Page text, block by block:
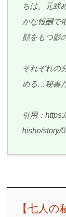
ちは、元締
かな報酬で
顔をもつ影
それぞれの
める…秘書
引用：
hisho/story/
【七人